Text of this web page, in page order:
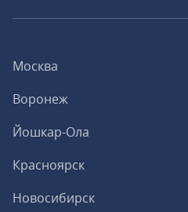
Москва
Воронеж
Йошкар-Ола
Красноярск
Новосибирск